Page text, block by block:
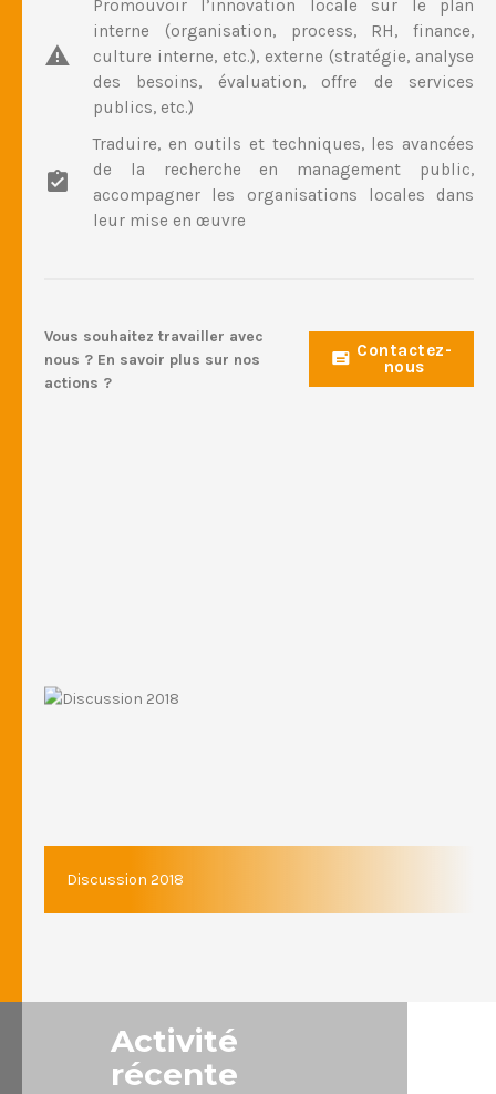
Promouvoir l’innovation locale sur le plan
interne (organisation, process, RH, finance,
culture interne, etc.), externe (stratégie, analyse
des besoins, évaluation, offre de services
publics, etc.)
Traduire, en outils et techniques, les avancées
de la recherche en management public,
accompagner les organisations locales dans
leur mise en œuvre
Vous souhaitez travailler avec
nous ? En savoir plus sur nos
actions ?
Contactez-
nous
Discussion 2018
Activité
récente